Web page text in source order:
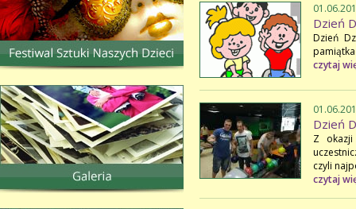
Dzień
Dzień
czytaj
Dzień
Z
czyli
czytaj